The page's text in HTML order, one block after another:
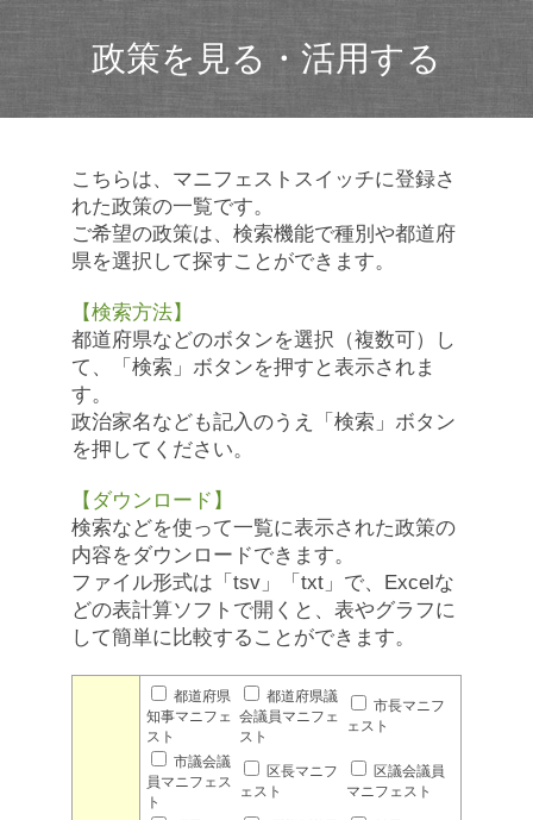
政策を見る・活用する
こちらは、マニフェストスイッチに登録さ
れた政策の一覧です。
ご希望の政策は、検索機能で種別や都道府
県を選択して探すことができます。
【検索方法】
都道府県などのボタンを選択（複数可）し
て、「検索」ボタンを押すと表示されま
す。
政治家名なども記入のうえ「検索」ボタン
を押してください。
【ダウンロード】
検索などを使って一覧に表示された政策の
内容をダウンロードできます。
ファイル形式は「tsv」「txt」で、Excelな
どの表計算ソフトで開くと、表やグラフに
して簡単に比較することができます。
都道府県
知事マニフェ
スト
都道府県議
会議員マニフェ
スト
市長マニフ
ェスト
市議会議
員マニフェス
ト
区長マニフ
ェスト
区議会議員
マニフェスト